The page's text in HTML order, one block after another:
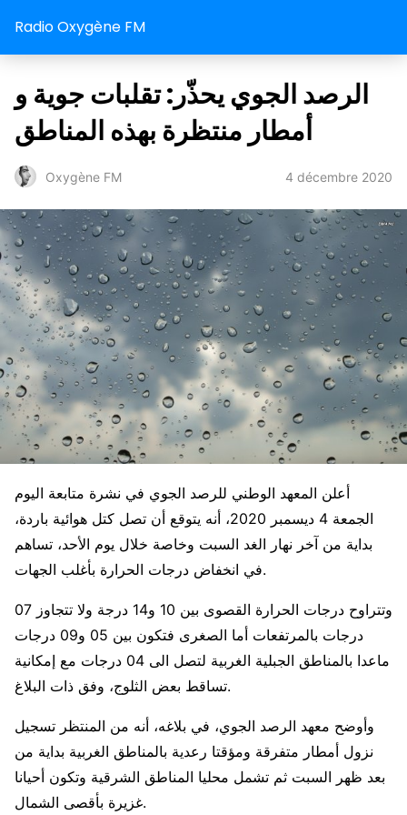
Radio Oxygène FM
الرصد الجوي يحذّر: تقلبات جوية و
أمطار منتظرة بهذه المناطق
Oxygène FM 4 décembre 2020
أعلن المعهد الوطني للرصد الجوي في نشرة متابعة اليوم
الجمعة 4 ديسمبر 2020، أنه يتوقع أن تصل كتل هوائية باردة،
بداية من آخر نهار الغد السبت وخاصة خلال يوم الأحد، تساهم
في انخفاض درجات الحرارة بأغلب الجهات.
وتتراوح درجات الحرارة القصوى بين 10 و14 درجة ولا تتجاوز 07
درجات بالمرتفعات أما الصغرى فتكون بين 05 و09 درجات
ماعدا بالمناطق الجبلية الغربية لتصل الى 04 درجات مع إمكانية
تساقط بعض الثلوج، وفق ذات البلاغ.
وأوضح معهد الرصد الجوي، في بلاغه، أنه من المنتظر تسجيل
نزول أمطار متفرقة ومؤقتا رعدية بالمناطق الغربية بداية من
بعد ظهر السبت ثم تشمل محليا المناطق الشرقية وتكون أحيانا
غزيرة بأقصى الشمال.